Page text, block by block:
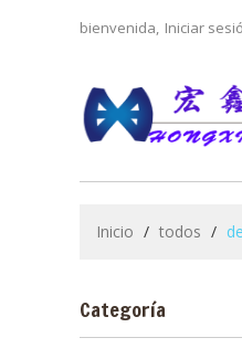
bienvenida, Iniciar
Inicio / todos /
Categoría